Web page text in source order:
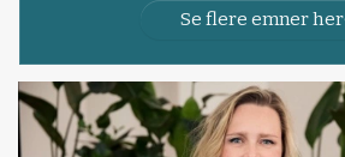
Se flere emner her